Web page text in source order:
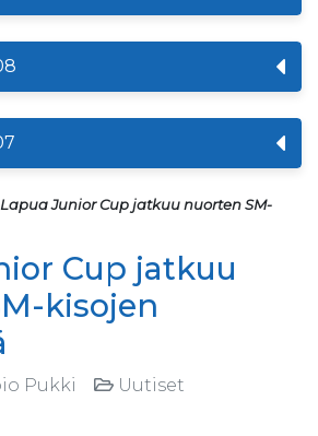
Lapua Junior Cup jatkuu nuorten SM-
Cup jatkuu
kisojen
Pukki Uutiset